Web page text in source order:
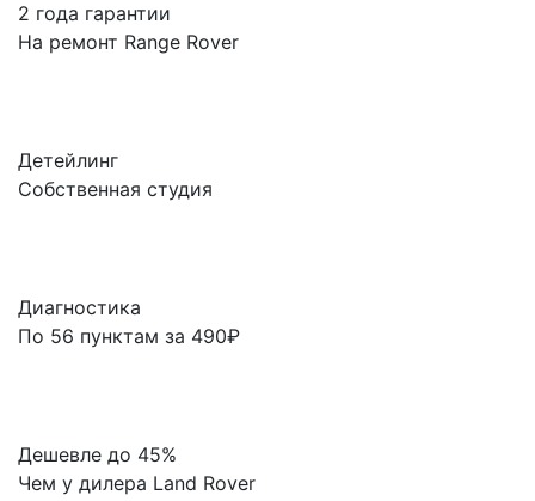
2 года гарантии
На ремонт Range Rover
Детейлинг
Собственная студия
Диагностика
По 56 пунктам за 490₽
Дешевле до 45%
Чем у дилера Land Rover